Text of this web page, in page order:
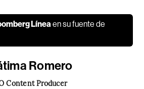
Líneaen su fuente de
Romero
Content Producer